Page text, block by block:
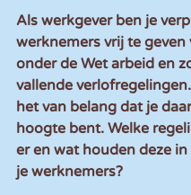
Als werkgever ben je
werknemers vrij te geven
onder de Wet arbeid en
vallende
het van belang dat je
hoogte bent. Welke
er en wat houden deze
je werknemers?